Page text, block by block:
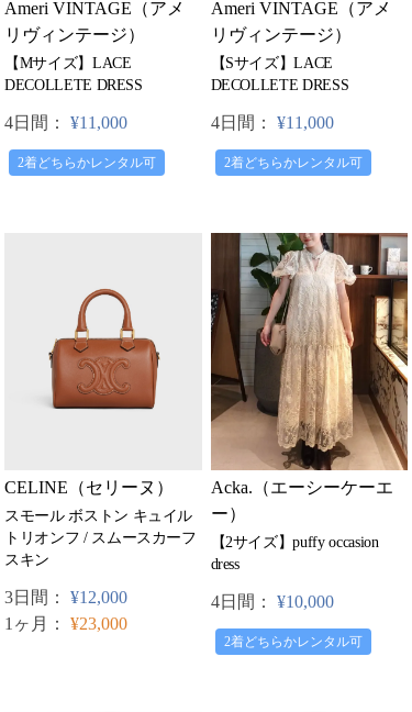
Ameri VINTAGE（アメ
リヴィンテージ）
【Mサイズ】LACE
DECOLLETE DRESS
4日間： ¥11,000
2着どちらかレンタル可
Ameri VINTAGE（アメ
リヴィンテージ）
【Sサイズ】LACE
DECOLLETE DRESS
4日間： ¥11,000
2着どちらかレンタル可
CELINE（セリーヌ）
スモール ボストン キュイル
トリオンフ / スムースカーフ
スキン
3日間： ¥12,000
1ヶ月： ¥23,000
Acka.（エーシーケーエ
ー）
【2サイズ】puffy occasion
dress
4日間： ¥10,000
2着どちらかレンタル可